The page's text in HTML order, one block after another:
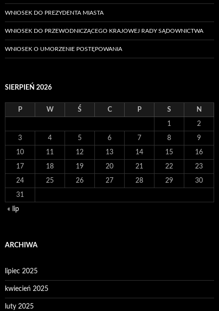
WNIOSEK DO PREZYDENTA MIASTA
WNIOSEK DO PRZEWODNICZĄCEGO KRAJOWEJ RADY SĄDOWNICTWA
WNIOSEK O UMORZENIE POSTĘPOWANIA
SIERPIEŃ 2026
P W Ś C P S N
1 2
3 4 5 6 7 8 9
10 11 12 13 14 15 16
17 18 19 20 21 22 23
24 25 26 27 28 29 30
31
« lip
ARCHIWA
lipiec 2025
kwiecień 2025
luty 2025